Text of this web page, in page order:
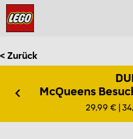
< Zurück
McQueens
29,99 € |